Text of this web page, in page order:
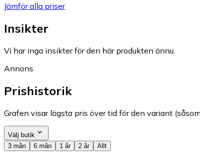
Jämför alla priser
Insikter
Vi har inga insikter för den här produkten ännu.
Annons
Prishistorik
Grafen visar lägsta pris över tid för den variant
Välj butik
3 mån
6 mån 1 år 2 år Allt